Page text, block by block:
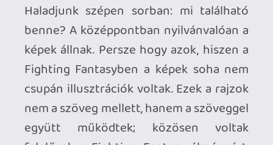
Nicholson és még sokan mások – köztük
Balla Krisztián is feltűnik. A kiemelt
művészek után helyet kapnak azok is,
akik az évtizedek során valamivel
kevesebbet tettek hozzá a közös vizuális
örökséghez, munkájuk mégis
megkerülhetetlen. Külön fejezet
foglalkozik azokkal a helyi alkotókkal is,
akik egy-egy ország saját kiadásához